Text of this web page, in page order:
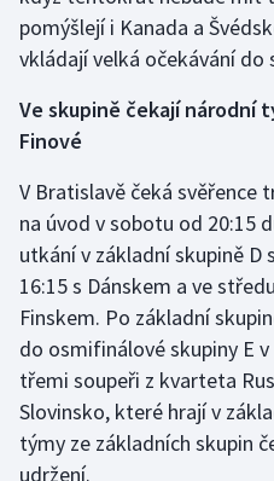
pomýšlejí i Kanada a
vkládají velká očekávání do
Ve skupině čekají národní
Finové
V Bratislavě čeká svěřence
na úvod v sobotu od 20:15
utkání v základní skupině D
16:15 s Dánskem a ve
Finskem. Po základní
do osmifinálové skupiny E
třemi soupeři z kvarteta
Slovinsko, které hrají v
týmy ze základních skupin
udržení.